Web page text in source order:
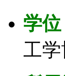
学位
工